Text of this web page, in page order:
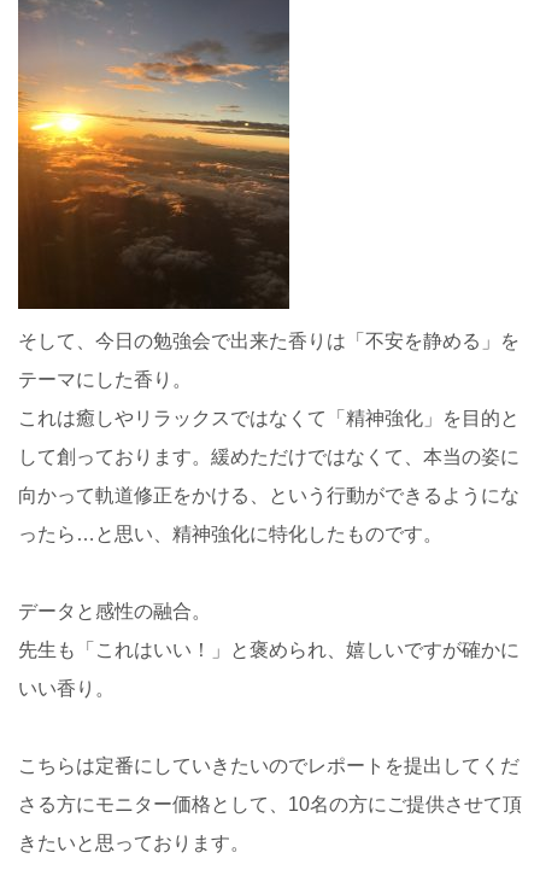
そして、今日の勉強会で出来た香りは「不安を静める」を
テーマにした香り。
これは癒しやリラックスではなくて「精神強化」を目的と
して創っております。緩めただけではなくて、本当の姿に
向かって軌道修正をかける、という行動ができるようにな
ったら…と思い、精神強化に特化したものです。
データと感性の融合。
先生も「これはいい！」と褒められ、嬉しいですが確かに
いい香り。
こちらは定番にしていきたいのでレポートを提出してくだ
さる方にモニター価格として、10名の方にご提供させて頂
きたいと思っております。